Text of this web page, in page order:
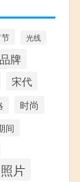
光线
品牌
宋代
时尚
间
照片